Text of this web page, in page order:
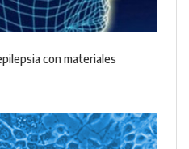
con materiales